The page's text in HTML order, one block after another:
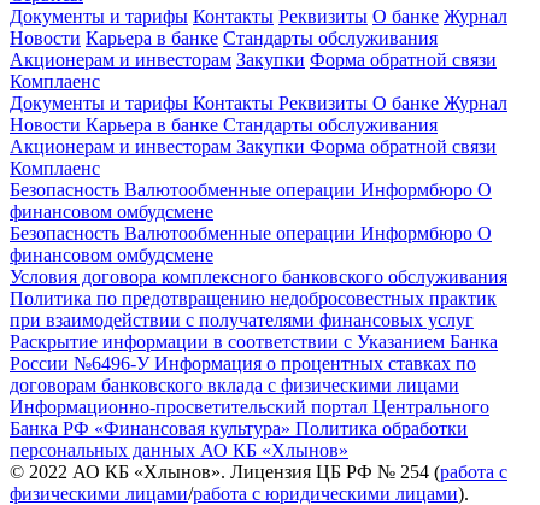
Документы и тарифы Контакты Реквизиты О банке Журнал
Новости Карьера в банке Стандарты обслуживания
Акционерам и инвесторам Закупки Форма обратной связи
Комплаенс
Документы и тарифы Контакты Реквизиты О банке Журнал
Новости Карьера в банке Стандарты обслуживания
Акционерам и инвесторам Закупки Форма обратной связи
Комплаенс
Безопасность Валютообменные операции Информбюро О
финансовом омбудсмене
Безопасность Валютообменные операции Информбюро О
финансовом омбудсмене
Условия договора комплексного банковского обслуживания
Политика по предотвращению недобросовестных практик
при взаимодействии с получателями финансовых услуг
Раскрытие информации в соответствии с Указанием Банка
России №6496-УИнформация о процентных ставках по
договорам банковского вклада с физическими лицами
Информационно-просветительский портал Центрального
Банка РФ «Финансовая культура» Политика обработки
персональных данных АО КБ «Хлынов»
© 2022 АО КБ «Хлынов». Лицензия ЦБ РФ № 254 (работа с
физическими лицами/работа с юридическими лицами).